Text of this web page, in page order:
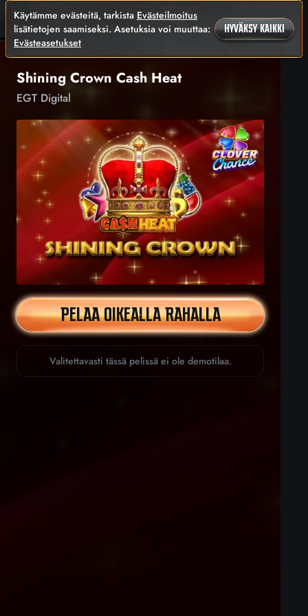
Shining Crown Cash Heat
EGT Digital
PELAA OIKEALLA RAHALLA
Valitettavasti tässä pelissä ei ole demotilaa.
Käytämme evästeitä, tarkista Evästeilmoitus
lisätietojen saamiseksi. Asetuksia voi muuttaa:
Evästeasetukset
HYVÄKSY KAIKKI